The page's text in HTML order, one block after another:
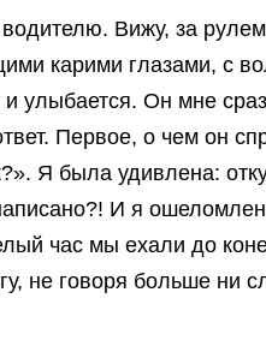
Вижу, за
карими глазами, с
улыбается. Он мне
Первое, о чем он
Я была удивлена:
И я
час мы ехали до
не говоря больше ни